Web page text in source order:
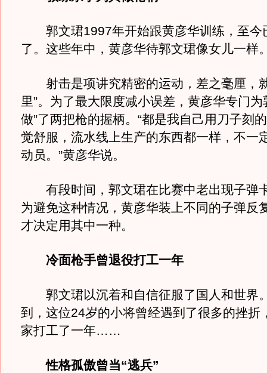
郭文珺1997年开始跟黄彦华训练，至今
了。这些年中，黄彦华待郭文珺像女儿一样
射击是项讲究精密的运动，差之毫厘，
里”。为了最大限度减小误差，黄彦华专门为
做”了两把枪的握柄。“都是我自己用刀子刻
觉舒服，流水线上生产的东西都一样，不一
动员。”黄彦华说。
有段时间，郭文珺在比赛中老出现子弹
为避免这种情况，黄彦华装上不同的子弹反
才决定用其中一种。
冷面枪手曾退役打工一年
郭文珺以沉着和自信征服了国人和世界
到，这位24岁的小将曾经遇到了很多的挫折
家打工了一年……
性格孤傲曾当“逃兵”